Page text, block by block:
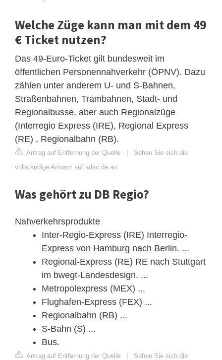
Welche Züge kann man mit dem 49
€ Ticket nutzen?
Das 49-Euro-Ticket gilt bundesweit im
öffentlichen Personennahverkehr (ÖPNV). Dazu
zählen unter anderem U- und S-Bahnen,
Straßenbahnen, Trambahnen, Stadt- und
Regionalbusse, aber auch Regionalzüge
(Interregio Express (IRE), Regional Express
(RE) , Regionalbahn (RB).
Antrag auf Entfernung der Quelle | Sehen Sie sich die
vollständige Antwort auf adac.de an
Was gehört zu DB Regio?
Nahverkehrsprodukte
Inter-Regio-Express (IRE) Interregio-
Express von Hamburg nach Berlin. ...
Regional-Express (RE) RE nach Stuttgart
im bwegt-Landesdesign. ...
Metropolexpress (MEX) ...
Flughafen-Express (FEX) ...
Regionalbahn (RB) ...
S-Bahn (S) ...
Bus.
Antrag auf Entfernung der Quelle | Sehen Sie sich die